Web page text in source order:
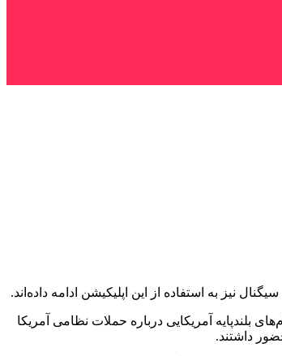
نیز به استفاده از این اپلیکیشن ادامه داده‌اند.
بلندپایه آمریکایی درباره حملات نظامی آمریکا
داشتند.